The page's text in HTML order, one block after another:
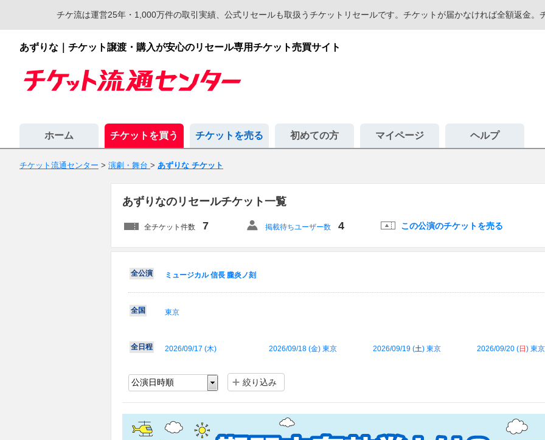
チケ流は運営25年・1,000万件の取引実績、公式リセールも取扱うチケットリセールです。チケットが届かなければ全額返金
あずりな｜チケット譲渡・購入が安心のリセール専用チケット売買サイト
ホーム チケットを買う チケットを売る 初めての方 マイページ ヘルプ
チケット流通センター > 演劇・舞台 > あずりな チケット
あずりなのリセールチケット一覧
全チケット件数 7 掲載待ちユーザー数 4 この公演のチケットを売る
全公演 ミュージカル 信長 朧炎ノ刻
全国 東京
全日程 2026/09/17 (木) 2026/09/18 (金) 東京 2026/09/19 (土) 東京 2026/09/20 (日 ) 東京
絞り込み